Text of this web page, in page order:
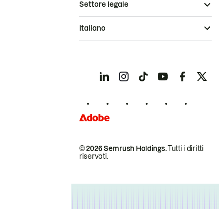
© 2026 Semrush Holdings.Tutti i diritti
riservati.
Settore legale
Italiano